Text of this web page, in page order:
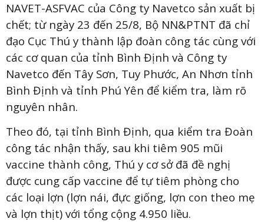
NAVET-ASFVAC của Công ty Navetco sản xuất bị
chết; từ ngày 23 đến 25/8, Bộ NN&PTNT đã chỉ
đạo Cục Thú y thành lập đoàn công tác cùng với
các cơ quan của tỉnh Bình Định và Công ty
Navetco đến Tây Sơn, Tuy Phước, An Nhơn tỉnh
Bình Định và tỉnh Phú Yên để kiểm tra, làm rõ
nguyên nhân.
Theo đó, tại tỉnh Bình Định, qua kiểm tra Đoàn
công tác nhận thấy, sau khi tiêm 905 mũi
vaccine thành công, Thú y cơ sở đã đề nghị
được cung cấp vaccine để tự tiêm phòng cho
các loại lợn (lợn nái, đực giống, lợn con theo mẹ
và lợn thịt) với tổng cộng 4.950 liều.